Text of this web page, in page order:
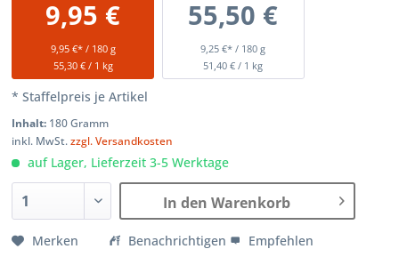
9,95 €
9,95 €* / 180 g
55,30 € / 1 kg
55,50 €
9,25 €* / 180 g
51,40 € / 1 kg
* Staffelpreis je Artikel
Inhalt: 180 Gramm
inkl. MwSt.zzgl. Versandkosten
auf Lager, Lieferzeit 3-5 Werktage
In den Warenkorb
Merken Benachrichtigen Empfehlen